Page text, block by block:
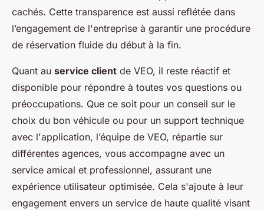
cachés. Cette transparence est aussi reflétée dans
l’engagement de l'entreprise à garantir une procédure
de réservation fluide du début à la fin.
Quant au service client de VEO, il reste réactif et
disponible pour répondre à toutes vos questions ou
préoccupations. Que ce soit pour un conseil sur le
choix du bon véhicule ou pour un support technique
avec l'application, l’équipe de VEO, répartie sur
différentes agences, vous accompagne avec un
service amical et professionnel, assurant une
expérience utilisateur optimisée. Cela s'ajoute à leur
engagement envers un service de haute qualité visant